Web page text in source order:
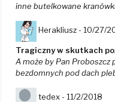
inne butelkowane
Herakliusz - 10/27/
Tragiczny w skutkach
A może by Pan Proboszcz
bezdomnych pod dach
tedex - 11/2/2018